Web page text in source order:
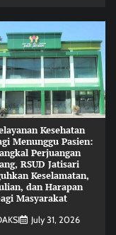
Kesehatan
Menunggu Pasien:
Perjuangan
RSUD Jatisari
Keselamatan,
dan Harapan
Masyarakat
July 31, 2026